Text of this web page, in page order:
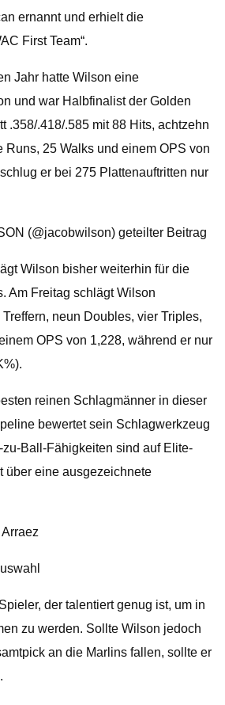
ernannt und erhielt die
First Team“.
Jahr hatte Wilson eine
und war Halbfinalist der Golden
.358/.418/.585 mit 88 Hits, achtzehn
Runs, 25 Walks und einem OPS von
er bei 275 Plattenauftritten nur
(@jacobwilson) geteilter Beitrag
Wilson bisher weiterhin für die
Am Freitag schlägt Wilson
neun Doubles, vier Triples,
OPS von 1,228, während er nur
reinen Schlagmänner in dieser
bewertet sein Schlagwerkzeug
Ball-Fähigkeiten sind auf Elite-
über eine ausgezeichnete
Arraez
der talentiert genug ist, um in
zu werden. Sollte Wilson jedoch
an die Marlins fallen, sollte er